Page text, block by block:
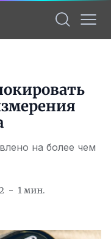
на более чем
1 мин.